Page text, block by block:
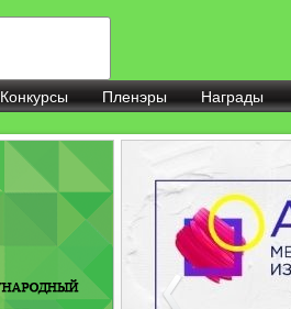
Конкурсы Пленэры Награды